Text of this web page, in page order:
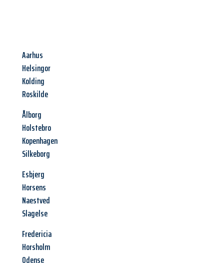
Aarhus
Helsingor
Kolding
Roskilde
Ålborg
Holstebro
Kopenhagen
Silkeborg
Esbjerg
Horsens
Naestved
Slagelse
Fredericia
Horsholm
Odense